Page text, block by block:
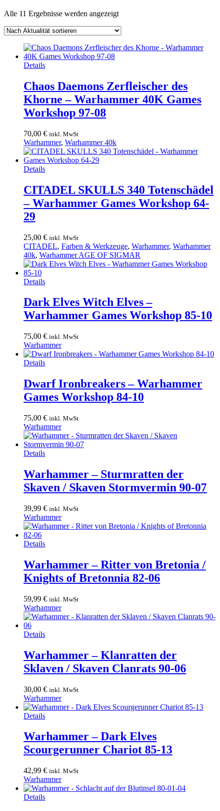
Alle 11 Ergebnisse werden angezeigtNach
sortiert
Details
Chaos Daemons Zerfleischer des
Khorne – Warhammer 40K Games
Workshop 97-08
70,00 € inkl. MwSt
Warhammer, Warhammer 40k
Details
CITADEL SKULLS 340 Totenschädel
– Warhammer Games Workshop 64-
29
25,00 € inkl. MwSt
CITADEL, Farben & Werkzeuge, Warhammer, Warhammer
40k, Warhammer AGE OF SIGMAR
Details
Dark Elves Witch Elves –
Warhammer Games Workshop 85-10
75,00 € inkl. MwSt
Warhammer
Details
Dwarf Ironbreakers – Warhammer
Games Workshop 84-10
75,00 € inkl. MwSt
Warhammer
Details
Warhammer – Sturmratten der
Skaven / Skaven Stormvermin 90-07
39,99 € inkl. MwSt
Warhammer
Details
Warhammer – Ritter von Bretonia /
Knights of Bretonnia 82-06
59,99 € inkl. MwSt
Warhammer
Details
Warhammer – Klanratten der
Sklaven / Skaven Clanrats 90-06
30,00 € inkl. MwSt
Warhammer
Details
Warhammer – Dark Elves
Scourgerunner Chariot 85-13
42,99 € inkl. MwSt
Warhammer
Details